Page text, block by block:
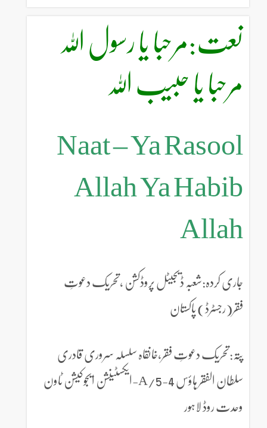
نعت:مرحبا یا رسول اللہ
مرحبا یا حبیب اللہ
Naat – Ya Rasool
Allah Ya Habib
Allah
جاری کردہ:شعبہ ڈیجیٹل پروڈکشن ،تحریک دعوتِ
فقر(رجسٹرڈ) پاکستان
پتہ:تحریک دعوتِ فقر،خانقاہ سلسلہ سروری قادری
سلطان الفقر ہاؤس 4-5/A-ایکسٹینشن ایجوکیشن ٹاون
وحدت روڈ لاہور